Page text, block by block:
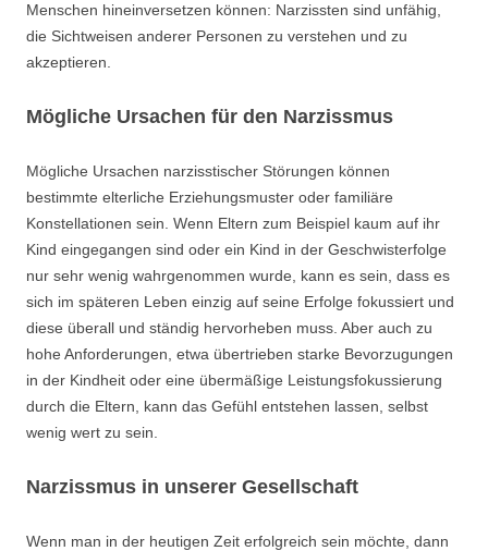
Menschen hineinversetzen können: Narzissten sind unfähig,
die Sichtweisen anderer Personen zu verstehen und zu
akzeptieren.
Mögliche Ursachen für den Narzissmus
Mögliche Ursachen narzisstischer Störungen können
bestimmte elterliche Erziehungsmuster oder familiäre
Konstellationen sein. Wenn Eltern zum Beispiel kaum auf ihr
Kind eingegangen sind oder ein Kind in der Geschwisterfolge
nur sehr wenig wahrgenommen wurde, kann es sein, dass es
sich im späteren Leben einzig auf seine Erfolge fokussiert und
diese überall und ständig hervorheben muss. Aber auch zu
hohe Anforderungen, etwa übertrieben starke Bevorzugungen
in der Kindheit oder eine übermäßige Leistungsfokussierung
durch die Eltern, kann das Gefühl entstehen lassen, selbst
wenig wert zu sein.
Narzissmus in unserer Gesellschaft
Wenn man in der heutigen Zeit erfolgreich sein möchte, dann